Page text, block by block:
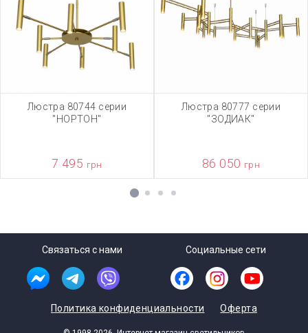
Люстра 80744 серии
"НОРТОН"
7 495 грн
Люстра 80777 серии
"ЗОДИАК"
86 050 грн
1 2 3 4
Связаться с нами Социальные сети
Политика конфиденциальности Оферта